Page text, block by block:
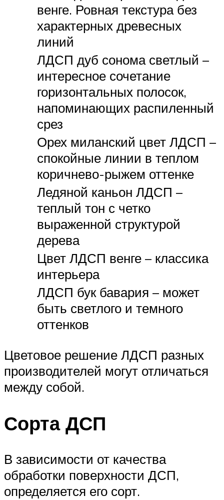
венге. Ровная текстура без
характерных древесных
линий
ЛДСП дуб сонома светлый –
интересное сочетание
горизонтальных полосок,
напоминающих распиленный
срез
Орех миланский цвет ЛДСП –
спокойные линии в теплом
коричнево-рыжем оттенке
Ледяной каньон ЛДСП –
теплый тон с четко
выраженной структурой
дерева
Цвет ЛДСП венге – классика
интерьера
ЛДСП бук бавария – может
быть светлого и темного
оттенков
Цветовое решение ЛДСП разных
производителей могут отличаться
между собой.
Сорта ДСП
В зависимости от качества
обработки поверхности ДСП,
определяется его сорт.